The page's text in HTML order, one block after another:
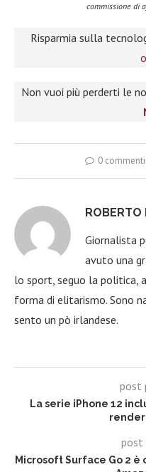
commissione di
Risparmia sulla
Non vuoi più perderti le
0 commenti
ROBERTO
Giornalista
avuto una
lo sport, seguo la politica,
forma di elitarismo. Sono
sento un pò irlandese.
post
La serie iPhone 12
render
post
Microsoft Surface Go 2